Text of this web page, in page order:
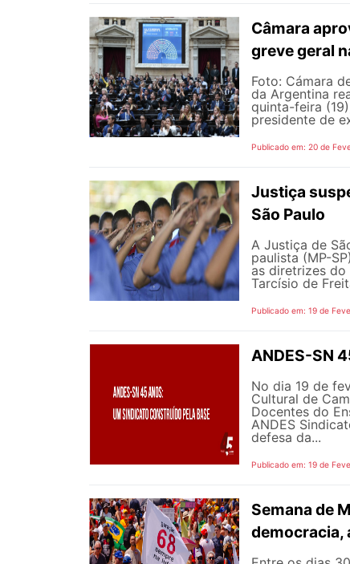
Câmara
greve geral
Foto: Cámara
da Argentina
quinta-feira
presidente de
Publicado em: 20 de
Justiça
São Paulo
A Justiça de
paulista (MP-
as diretrizes
Tarcísio de
Publicado em: 19 de
ANDES-SN
No dia 19 de
Cultural de
Docentes do
ANDES
defesa da...
Publicado em: 19 de
Semana de
democracia,